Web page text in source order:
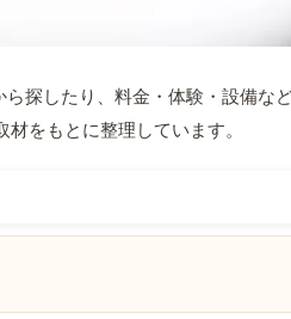
探したり、料金・体験・設備な
をもとに整理しています。